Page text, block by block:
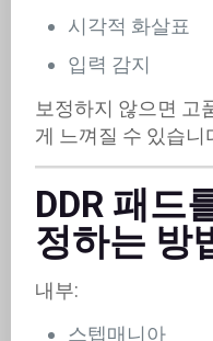
시각적 화살표
입력 감지
보정하지 않으면 고
게 느껴질 수 있습니
DDR 패드
정하는 방
내부:
스텝매니아